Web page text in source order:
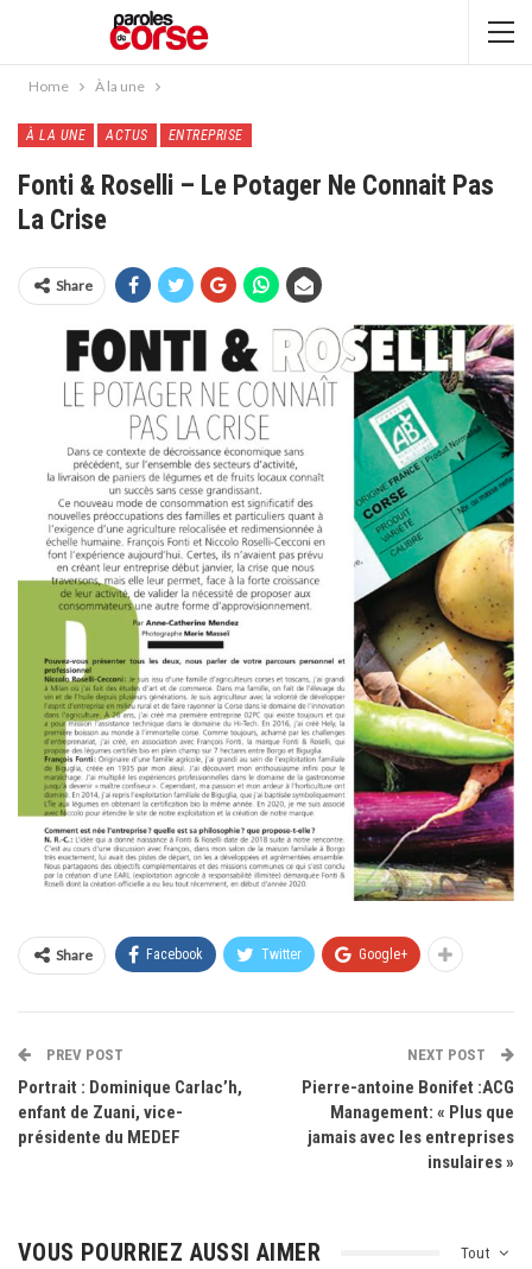
Home À la une
À LA UNE ACTUS ENTREPRISE
Fonti & Roselli – Le Potager Ne Connait Pas
La Crise
Share
Share Facebook Twitter Google+
PREV POST
Portrait : Dominique Carlac’h,
enfant de Zuani, vice-
présidente du MEDEF
NEXT POST
Pierre-antoine Bonifet :ACG
Management: « Plus que
jamais avec les entreprises
insulaires »
Tout
VOUS POURRIEZ AUSSI AIMER